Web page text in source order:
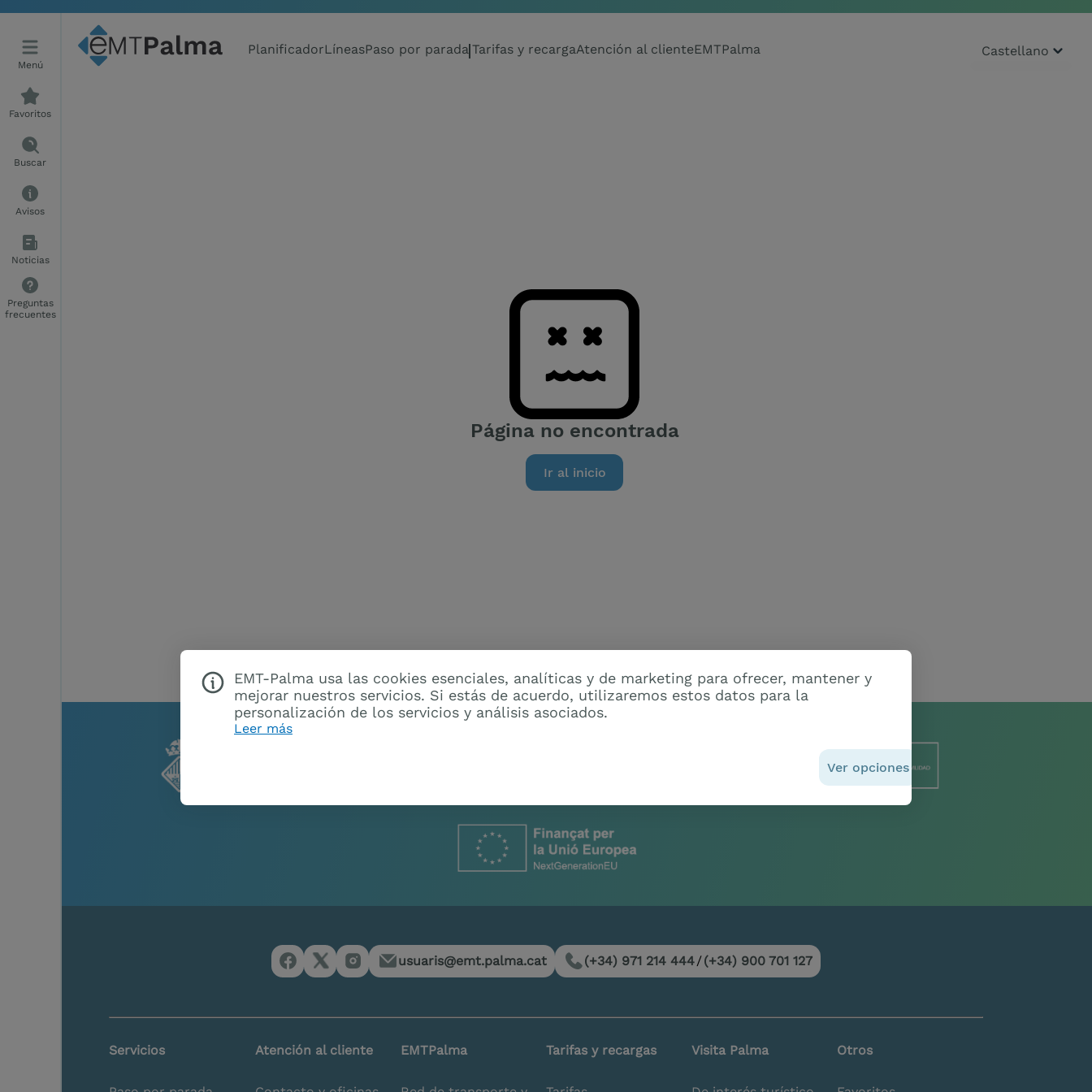
PlanificadorLíneasPaso por parada Tarifas y recargaAtención al clienteEMTPalma
Castellano
Página no encontrada
Ir al inicio
Menú
Favoritos
Buscar
Avisos
Noticias
Preguntas
frecuentes
EMT-Palma usa las cookies esenciales, analíticas y de marketing para ofrecer, mantener y
mejorar nuestros servicios. Si estás de acuerdo, utilizaremos estos datos para la
personalización de los servicios y análisis asociados.
Leer más
Ver opciones Aceptar
usuaris@emt.palma.cat (+34) 971 214 444/(+34) 900 701 127
Servicios Atención al cliente EMTPalma Tarifas y recargas Visita Palma Otros